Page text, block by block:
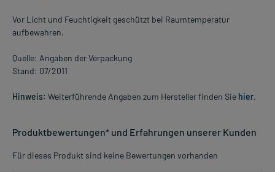
Vor Licht und Feuchtigkeit geschützt bei Raumtemperatur
aufbewahren.
Quelle: Angaben der Verpackung
Stand: 07/2011
Hinweis: Weiterführende Angaben zum Hersteller finden Sie hier.
Produktbewertungen* und Erfahrungen unserer Kunden
Für dieses Produkt sind keine Bewertungen vorhanden